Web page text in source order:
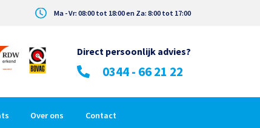
Ma - Vr: 08:00 tot 18:00 en Za: 8:00 tot 17:00
Direct persoonlijk advies?
0344 - 66 21 22
Over ons Contact